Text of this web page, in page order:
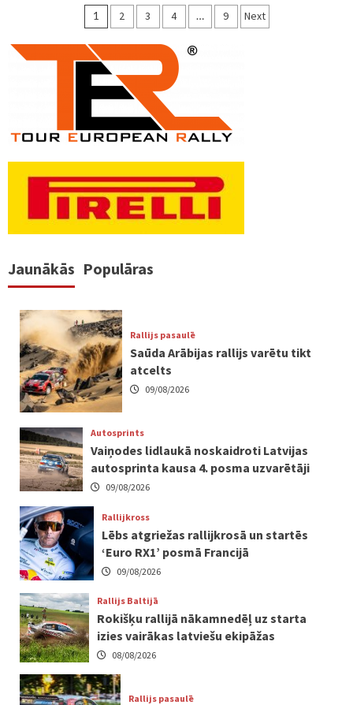
Ziņu
numerācija
pēc
lappusēm
1 2 3 4 … 9 Next
Jaunākās Populāras
Rallijs pasaulē
Saūda Arābijas rallijs varētu tikt
atcelts
09/08/2026
Autosprints
Vaiņodes lidlaukā noskaidroti Latvijas
autosprinta kausa 4. posma uzvarētāji
09/08/2026
Rallijkross
Lēbs atgriežas rallijkrosā un startēs
‘Euro RX1’ posmā Francijā
09/08/2026
Rallijs Baltijā
Rokišķu rallijā nākamnedēļ uz starta
izies vairākas latviešu ekipāžas
08/08/2026
Rallijs pasaulē